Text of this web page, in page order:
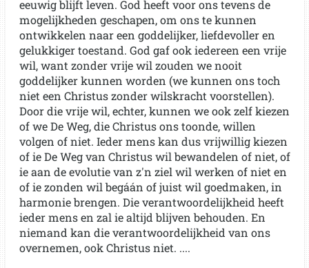
eeuwig blijft leven. God heeft voor ons tevens de
mogelijkheden geschapen, om ons te kunnen
ontwikkelen naar een goddelijker, liefdevoller en
gelukkiger toestand. God gaf ook iedereen een vrije
wil, want zonder vrije wil zouden we nooit
goddelijker kunnen worden (we kunnen ons toch
niet een Christus zonder wilskracht voorstellen).
Door die vrije wil, echter, kunnen we ook zelf kiezen
of we De Weg, die Christus ons toonde, willen
volgen of niet. Ieder mens kan dus vrijwillig kiezen
of ie De Weg van Christus wil bewandelen of niet, of
ie aan de evolutie van z'n ziel wil werken of niet en
of ie zonden wil begáán of juist wil goedmaken, in
harmonie brengen. Die verantwoordelijkheid heeft
ieder mens en zal ie altijd blijven behouden. En
niemand kan die verantwoordelijkheid van ons
overnemen, ook Christus niet. ....